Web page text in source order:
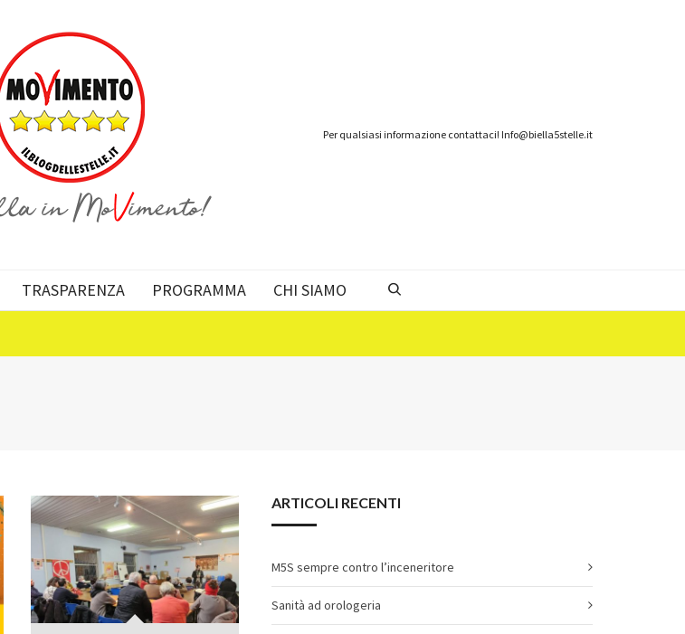
Per qualsiasi informazione contattaci! Info@biella5stelle.it
TRASPARENZA PROGRAMMA CHI SIAMO
ARTICOLI RECENTI
M5S sempre contro l’inceneritore
Sanità ad orologeria